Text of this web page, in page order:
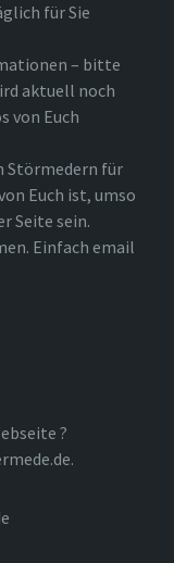
für Sie
– bitte
aktuell noch
von Euch
Störmedern für
Euch ist, umso
Seite sein.
Einfach email
?